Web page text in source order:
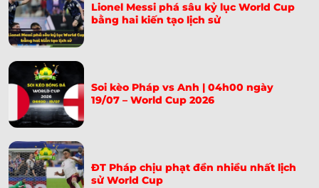
➤ Soi Kèo Pháp Vs Iraq 04h00 Ngày 23/06: Dự Đoán Tỷ
Số
➤ Soi Kèo Argentina Vs Áo 00h00 Ngày 23/06: Dự Đoán
Tỷ Số
➤ Soi Kèo Tây Ban Nha Vs Saudi Arabia 23h00 Ngày
21/06: Chốt Kèo
➤ Hàn Quốc Bị Drone Trinh Thám Tại World Cup 2026:
Quân Đội Can Thiệp
Lionel Messi phá sâu kỷ lục World Cup
bằng hai kiến tạo lịch sử
Soi kèo Pháp vs Anh | 04h00 ngày
19/07 – World Cup 2026
ĐT Pháp chịu phạt đền nhiều nhất lịch
sử World Cup